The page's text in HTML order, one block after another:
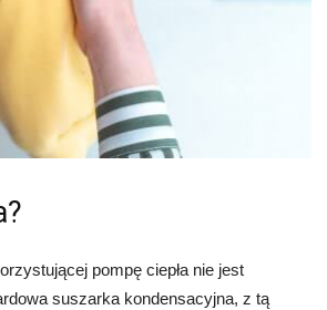
pompę ciepła nie jest
suszarka kondensacyjna, z tą